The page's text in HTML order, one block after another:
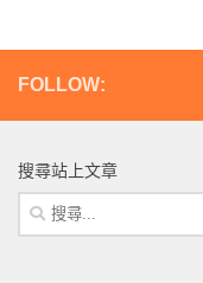
FOLLOW:
搜尋站上文章
搜
尋